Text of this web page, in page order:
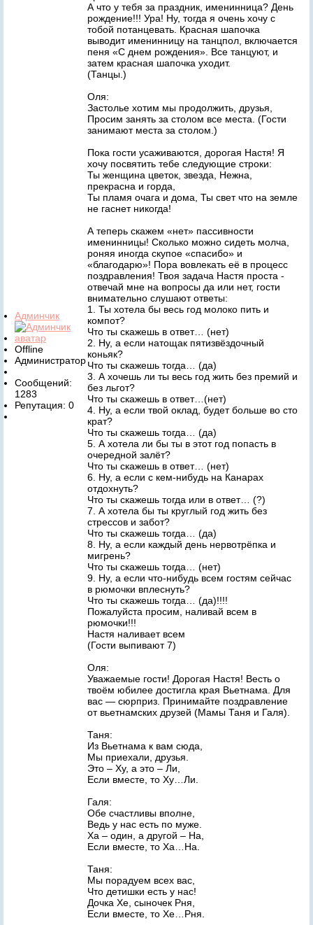
Админчик
Offline
Администратор
Сообщений:
1283
Репутация: 0
А что у тебя за праздник, именинница? День
рождение!!! Ура! Ну, тогда я очень хочу с
тобой потанцевать. Красная шапочка
выводит именинницу на танцпол, включается
пеня «С днем рождения». Все танцуют, и
затем красная шапочка уходит.
(Танцы.)
Оля:
Застолье хотим мы продолжить, друзья,
Просим занять за столом все места. (Гости
занимают места за столом.)
Пока гости усаживаются, дорогая Настя! Я
хочу посвятить тебе следующие строки:
Ты женщина цветок, звезда, Нежна,
прекрасна и горда,
Ты пламя очага и дома, Ты свет что на земле
не гаснет никогда!
А теперь скажем «нет» пассивности
именинницы! Сколько можно сидеть молча,
роняя иногда скупое «спасибо» и
«благодарю»! Пора вовлекать её в процесс
поздравления! Твоя задача Настя проста -
отвечай мне на вопросы да или нет, гости
внимательно слушают ответы:
1. Ты хотела бы весь год молоко пить и
компот?
Что ты скажешь в ответ… (нет)
2. Ну, а если натощак пятизвёздочный
коньяк?
Что ты скажешь тогда… (да)
3. А хочешь ли ты весь год жить без премий и
без льгот?
Что ты скажешь в ответ…(нет)
4. Ну, а если твой оклад, будет больше во сто
крат?
Что ты скажешь тогда… (да)
5. А хотела ли бы ты в этот год попасть в
очередной залёт?
Что ты скажешь в ответ… (нет)
6. Ну, а если с кем-нибудь на Канарах
отдохнуть?
Что ты скажешь тогда или в ответ… (?)
7. А хотела бы ты круглый год жить без
стрессов и забот?
Что ты скажешь тогда… (да)
8. Ну, а если каждый день нервотрёпка и
мигрень?
Что ты скажешь тогда… (нет)
9. Ну, а если что-нибудь всем гостям сейчас
в рюмочки вплеснуть?
Что ты скажешь тогда… (да)!!!!
Пожалуйста просим, наливай всем в
рюмочки!!!
Настя наливает всем
(Гости выпивают 7)
Оля:
Уважаемые гости! Дорогая Настя! Весть о
твоём юбилее достигла края Вьетнама. Для
вас — сюрприз. Принимайте поздравление
от вьетнамских друзей (Мамы Таня и Галя).
Таня:
Из Вьетнама к вам сюда,
Мы приехали, друзья.
Это – Ху, а это – Ли,
Если вместе, то Ху…Ли.
Галя:
Обе счастливы вполне,
Ведь у нас есть по муже.
Ха – один, а другой – На,
Если вместе, то Ха…На.
Таня:
Мы порадуем всех вас,
Что детишки есть у нас!
Дочка Хе, сыночек Рня,
Если вместе, то Хе…Рня.